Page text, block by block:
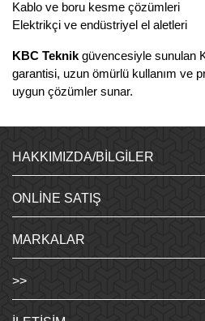
Kablo ve boru kesme çözümleri
Elektrikçi ve endüstriyel el aletleri
KBC Teknik güvencesiyle sunulan
garantisi, uzun ömürlü kullanım ve
uygun çözümler sunar.
HAKKIMIZDA/BILGILER
ONLINE SATIŞ
MARKALAR
>>